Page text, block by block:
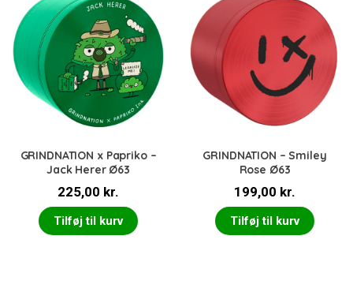
GRINDNATION x Papriko –
Jack Herer Ø63
225,00 kr.
Tilføj til kurv
GRINDNATION – Smiley
Rose Ø63
199,00 kr.
Tilføj til kurv